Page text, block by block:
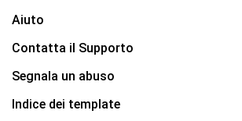
Aiuto
Contatta il Supporto
Segnala un abuso
Indice dei template